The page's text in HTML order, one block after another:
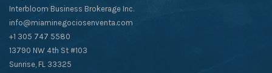
Interbloom Business Brokerage Inc.
info@miaminegociosenventa.com
+1 305 747 5580
13790 NW 4th St #103
Sunrise, FL 33325